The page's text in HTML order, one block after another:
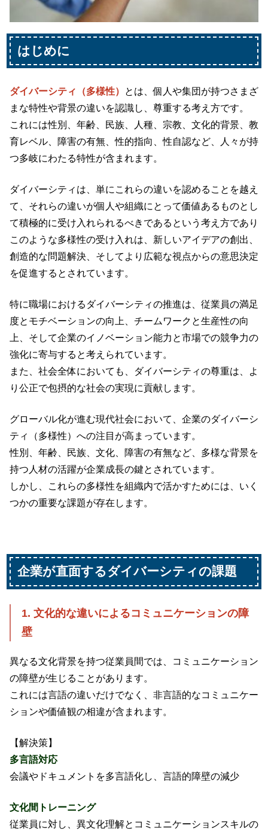
はじめに
ダイバーシティ（多様性）
とは、個人や集団が持つさまざ
まな特性や背景の違いを認識し、尊重する考え方です。
これには性別、年齢、民族、人種、宗教、文化的背景、教
育レベル、障害の有無、性的指向、性自認など、人々が持
つ多岐にわたる特性が含まれます。
ダイバーシティは、単にこれらの違いを認めることを越え
て、それらの違いが個人や組織にとって価値あるものとし
て積極的に受け入れられるべきであるという考え方であり
このような多様性の受け入れは、新しいアイデアの創出、
創造的な問題解決、そしてより広範な視点からの意思決定
を促進するとされています。
特に職場におけるダイバーシティの推進は、従業員の満足
度とモチベーションの向上、チームワークと生産性の向
上、そして企業のイノベーション能力と市場での競争力の
強化に寄与すると考えられています。
また、社会全体においても、ダイバーシティの尊重は、よ
り公正で包摂的な社会の実現に貢献します。
グローバル化が進む現代社会において、企業のダイバーシ
ティ（多様性）への注目が高まっています。
性別、年齢、民族、文化、障害の有無など、多様な背景を
持つ人材の活躍が企業成長の鍵とされています。
しかし、これらの多様性を組織内で活かすためには、いく
つかの重要な課題が存在します。
企業が直面するダイバーシティの課題
1. 文化的な違いによるコミュニケーションの障
壁
異なる文化背景を持つ従業員間では、コミュニケーション
の障壁が生じることがあります。
これには言語の違いだけでなく、非言語的なコミュニケー
ションや価値観の相違が含まれます。
【解決策】
多言語対応
会議やドキュメントを多言語化し、言語的障壁の減少
文化間トレーニング
従業員に対し、異文化理解とコミュニケーションスキルの